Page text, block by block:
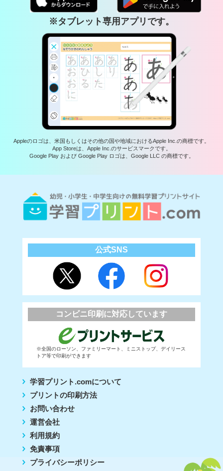
※タブレット専用アプリです。
Appleのロゴは、米国もしくはその他の国や地域におけるApple Inc.の商標です。
App Storeは、Apple Inc.のサービスマークです。
Google Play および Google Play ロゴは、Google LLC の商標です。
公式SNS
コンビニ印刷に対応しています
※全国のローソン、ファミリーマート、ミニストップ、デイリース
トア等で印刷ができます
学習プリント.comについて
プリントの印刷方法
お問い合わせ
運営会社
利用規約
免責事項
プライバシーポリシー